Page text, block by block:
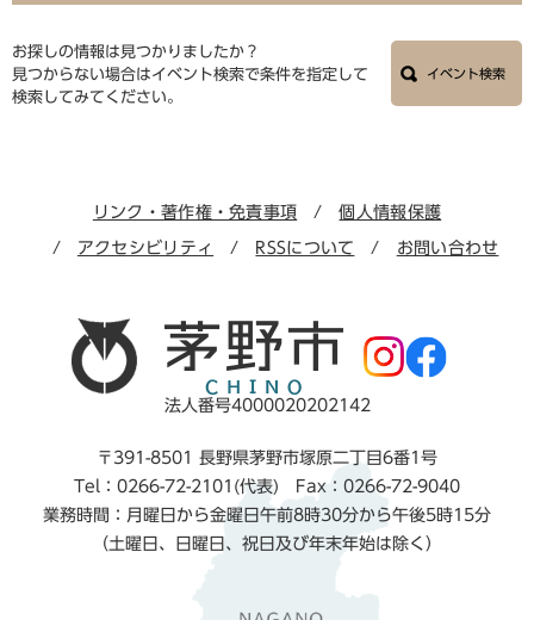
お探しの情報は見つかりましたか？
見つからない場合はイベント検索で条件を指定して
検索してみてください。
イベント検索
リンク・著作権・免責事項 個人情報保護
アクセシビリティ RSSについて お問い合わせ
法人番号4000020202142
〒391-8501 長野県茅野市塚原二丁目6番1号
Tel：0266-72-2101(代表) Fax：0266-72-9040
業務時間：月曜日から金曜日午前8時30分から午後5時15分
（土曜日、日曜日、祝日及び年末年始は除く）